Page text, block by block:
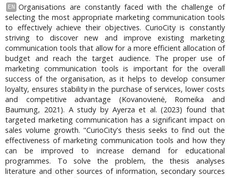
EN
Organisations are constantly faced with the challenge of
selecting the most appropriate marketing communication tools
to effectively achieve their objectives. CurioCity is constantly
striving to discover new and improve existing marketing
communication tools that allow for a more efficient allocation of
budget and reach the target audience. The proper use of
marketing communication tools is important for the overall
success of the organisation, as it helps to develop consumer
loyalty, ensures stability in the purchase of services, lower costs
and competitive advantage (Kovanovienė, Romeika and
Baumung, 2021). A study by Ayerza et al. (2023) found that
targeted marketing communication has a significant impact on
sales volume growth. "CurioCity's thesis seeks to find out the
effectiveness of marketing communication tools and how they
can be improved to increase demand for educational
programmes. To solve the problem, the thesis analyses
literature and other sources of information, secondary sources